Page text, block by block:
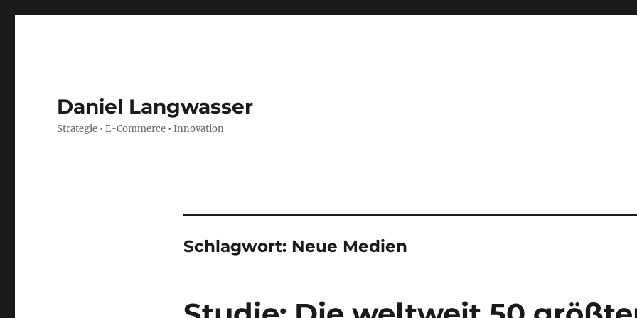
Daniel Langwasser
Strategie • E-Commerce • Innovation
Schlagwort: Neue Medien